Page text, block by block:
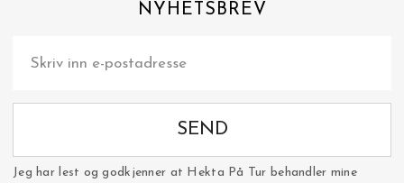
NYHETSBREV
SEND
Jeg har lest og godkjenner at Hekta På Tur behandler mine